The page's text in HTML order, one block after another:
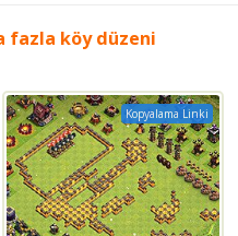
fazla köy düzeni
Kopyalama Linki